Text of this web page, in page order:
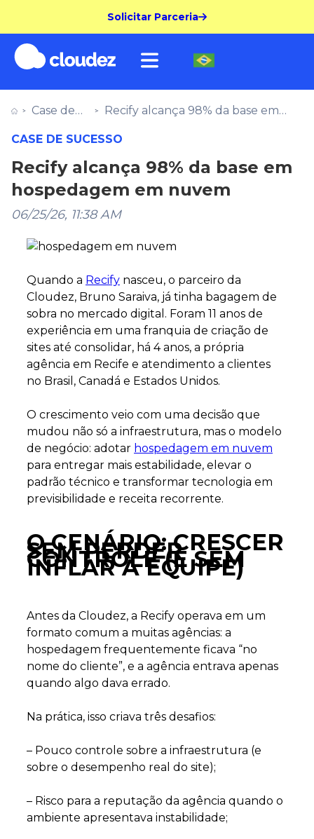
Solicitar Parceria
Case de
Recify alcança 98% da base em
CASE DE SUCESSO
Recify alcança 98% da base em
hospedagem em nuvem
06/25/26, 11:38 AM